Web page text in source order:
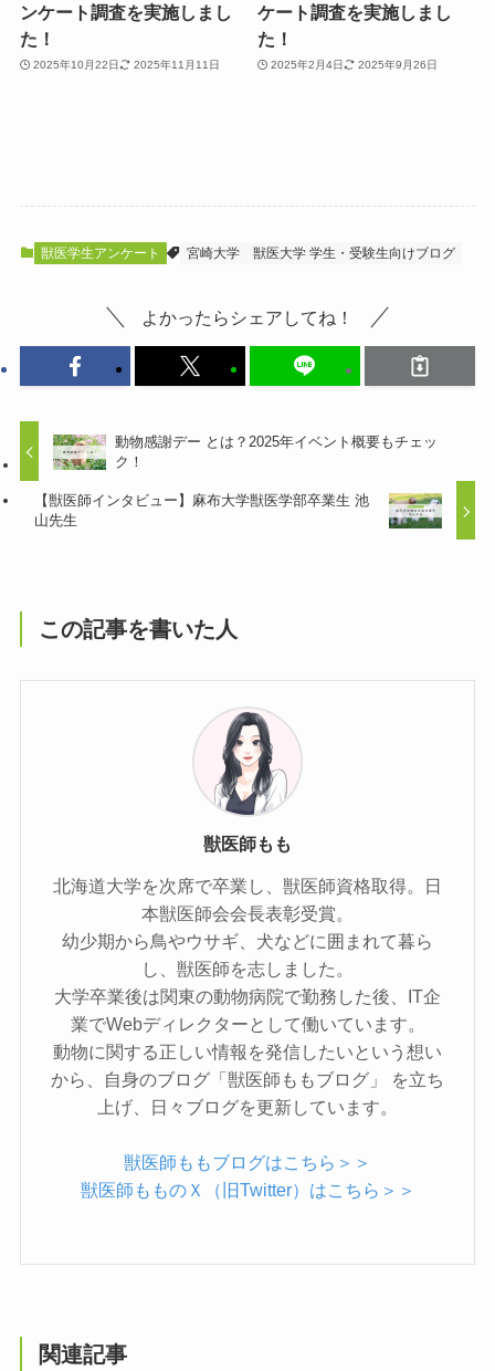
ンケート調査を実施しまし
た！
2025年10月22日 2025年11月11日
ケート調査を実施しまし
た！
2025年2月4日 2025年9月26日
獣医学生アンケート 宮崎大学 獣医大学 学生・受験生向けブログ
よかったらシェアしてね！
動物感謝デー とは？2025年イベント概要もチェッ
ク！
【獣医師インタビュー】麻布大学獣医学部卒業生 池
山先生
この記事を書いた人
獣医師もも
北海道大学を次席で卒業し、獣医師資格取得。日
本獣医師会会長表彰受賞。
幼少期から鳥やウサギ、犬などに囲まれて暮ら
し、獣医師を志しました。
大学卒業後は関東の動物病院で勤務した後、IT企
業でWebディレクターとして働いています。
動物に関する正しい情報を発信したいという想い
から、自身のブログ「獣医師ももブログ」 を立ち
上げ、日々ブログを更新しています。
獣医師ももブログはこちら＞＞
獣医師もものＸ（旧Twitter）はこちら＞＞
関連記事